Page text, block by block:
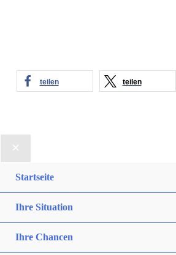
teilen teilen
Startseite
Ihre Situation
Ihre Chancen